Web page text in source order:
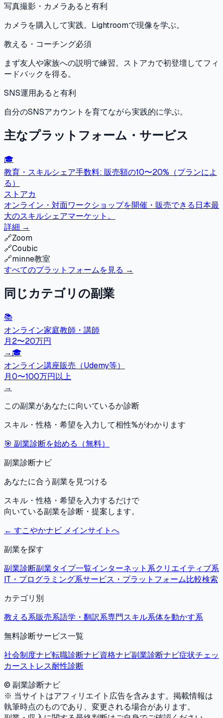
写真撮影・カメラあると有利
カメラを購入して実践。Lightroomで現像を学ぶ。
教える・コーチング必須
まず友人や家族への説明で練習。ストアカで初登壇してフィ
ードバックを得る。
SNS運用あると有利
自分のSNSアカウントを育てながら実践的に学ぶ。
主なプラットフォーム・サービス
🎓
教育・スキルシェア手数料: 販売額の10〜20%（プランによ
る）
ストアカ
オンライン・対面ワークショップを開催・販売できる日本最
大のスキルシェアマーケット。
詳細 →
🔗Zoom
🔗Coubic
🔗minne教室
すべてのプラットフォームを見る →
同じカテゴリの副業
📚
オンライン家庭教師・講師
月2〜20万円
→🎓
オンライン講座販売（Udemy等）
月0〜100万円以上
→
この副業があなたに向いているか診断
スキル・性格・希望を入力して相性%がわかります
🎯 副業診断を始める（無料）
副業診断ナビ
あなたに合う副業を見つける
スキル・性格・希望を入力するだけで
向いている副業を診断・提案します。
← すこやかナビ メインサイトへ
副業を探す
副業診断副業タイプ一覧インターネット系クリエイティブ系
IT・プログラミング系サービス・プラットフォーム比較検索
カテゴリ別
教える系販売系語学・翻訳系専門スキル系体を動かす系
無料診断サービス一覧
社会制度ナビ転職診断ナビ資格ナビ副業診断ナビ症状チェッ
カーストレス耐性診断
© 副業診断ナビ
※ 当サイトはアフィリエイト広告を含みます。掲載情報は
執筆時点のものであり、変更される場合があります。